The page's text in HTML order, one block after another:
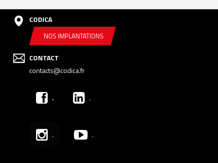
CODICA
NOS IMPLANTATIONS
CONTACT
contacts@codica.fr
. .
. .